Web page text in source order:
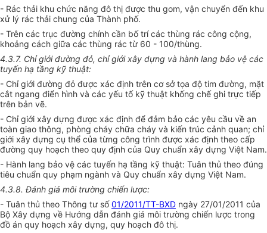
- Rác thải khu chức năng đô thị được thu gom, vận chuyển đến khu
xử lý rác thải chung của Thành phố.
- Trên các trục đường chính cần bố trí các thùng rác công cộng,
khoảng cách giữa các thùng rác từ 60 - 100/thùng.
4.3.7. Chỉ giới đường đỏ, chỉ giới xây dựng và hành lang bảo vệ các
tuyến hạ tầng kỹ thuật:
- Chỉ giới đường đỏ được xác định trên cơ sở tọa độ tim đường, mặt
cắt ngang điển hình và các yếu tố kỹ thuật khống chế ghi trực tiếp
trên bản vẽ.
- Chỉ giới xây dựng được xác định để đảm bảo các yêu cầu về an
toàn giao thông, phòng cháy chữa cháy và kiến trúc cảnh quan; chỉ
giới xây dựng cụ thể của từng công trình được xác định theo cấp
đường quy hoạch theo quy định của Quy chuẩn xây dựng Việt Nam.
- Hành lang bảo vệ các tuyến hạ tầng kỹ thuật: Tuân thủ theo đúng
tiêu chuẩn quy phạm ngành và Quy chuẩn xây dựng Việt Nam.
4.3.8. Đánh giá môi trường chiến lược:
- Tuân thủ theo Thông tư số01/2011/TT-BXD ngày 27/01/2011 của
Bộ Xây dựng về Hướng dẫn đánh giá môi trường chiến lược trong
đồ án quy hoạch xây dựng, quy hoạch đô thị.